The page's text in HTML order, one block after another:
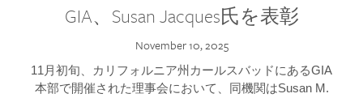
GIA、Susan Jacques氏を表彰
November 10, 2025
11月初旬、カリフォルニア州カールスバッドにあるGIA
本部で開催された理事会において、同機関はSusan M.